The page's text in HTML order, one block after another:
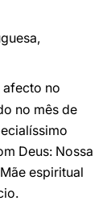
afecto no
no mês de
Deus: Nossa
espiritual